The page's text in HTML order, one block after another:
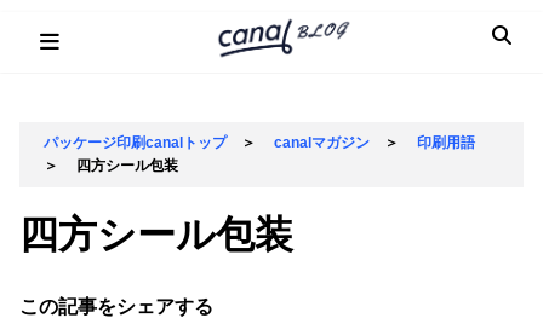
パッケージ印刷canalトップ＞ canalマガジン ＞ 印刷用語
＞
四方シール包装
四方シール包装
この記事をシェアする